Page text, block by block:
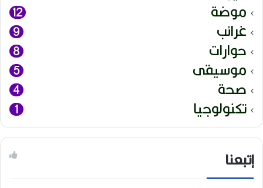
موضة 12
غرائب 9
حوارات 8
موسيقى 5
صحة 4
تكنولوجيا 1
إتبعنا